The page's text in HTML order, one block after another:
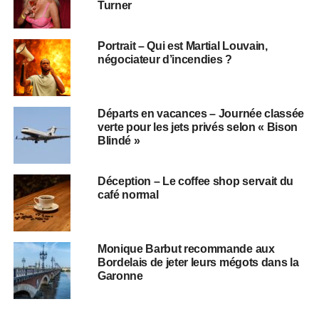
Turner
Portrait – Qui est Martial Louvain,
négociateur d’incendies ?
Départs en vacances – Journée classée
verte pour les jets privés selon « Bison
Blindé »
Déception – Le coffee shop servait du
café normal
Monique Barbut recommande aux
Bordelais de jeter leurs mégots dans la
Garonne